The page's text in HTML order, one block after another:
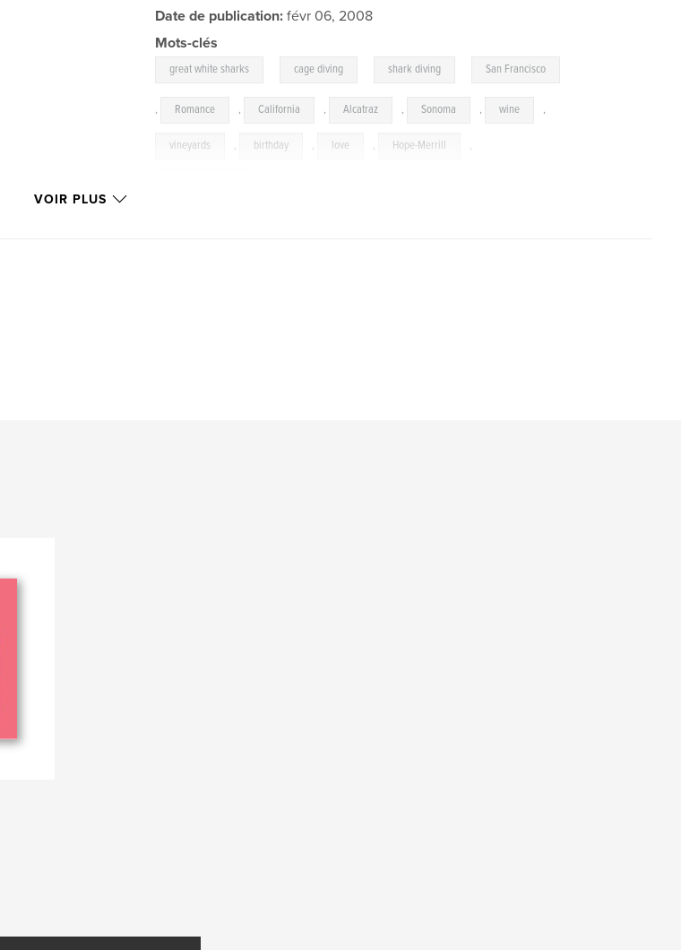
Date de publication: févr 06, 2008
Mots-clés
great white sharks cage diving shark diving San Francisco
, Romance , California , Alcatraz , Sonoma , wine ,
vineyards , birthday , love , Hope-Merrill ,
VOIR PLUS